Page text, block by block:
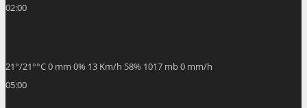
02:00
21°/21°°C0 mm 0% 13 Km/h 58% 1017 mb0 mm/h
05:00